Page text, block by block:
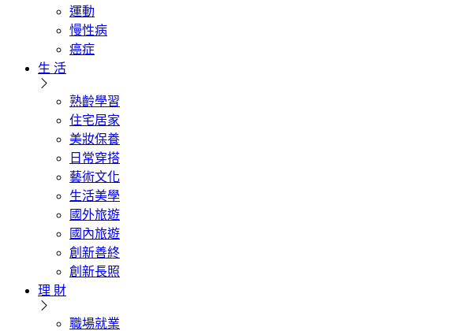
運動
慢性病
癌症
生 活
熟齡學習
住宅居家
美妝保養
日常穿搭
藝術文化
生活美學
國外旅遊
國內旅遊
創新善終
創新長照
理 財
職場就業